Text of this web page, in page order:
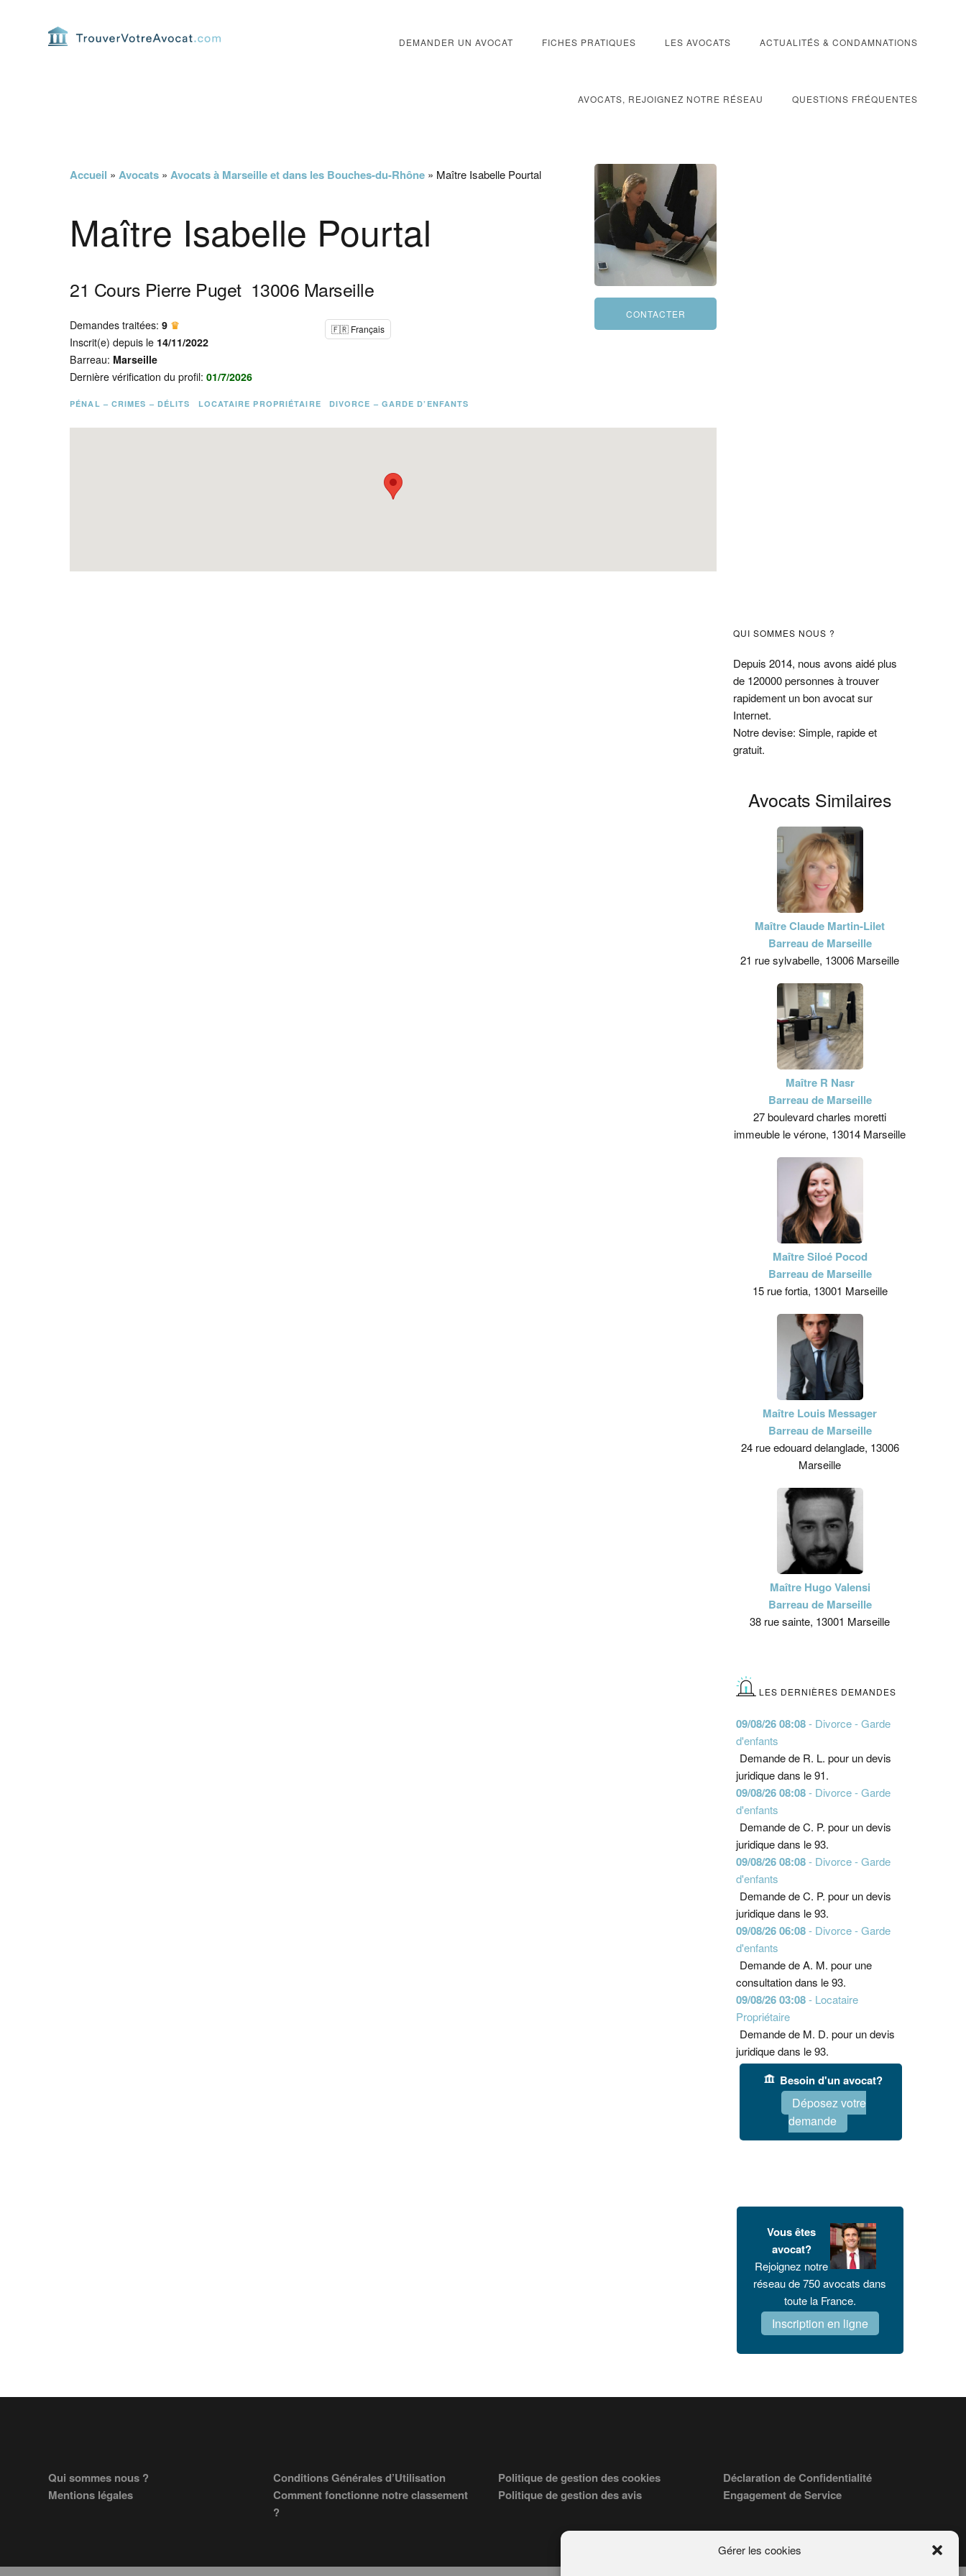
Gérer les cookies
DEMANDER UN AVOCAT FICHES PRATIQUES LES AVOCATS ACTUALITÉS & CONDAMNATIONS
AVOCATS, REJOIGNEZ NOTRE RÉSEAU QUESTIONS FRÉQUENTES
Accueil » Avocats » Avocats à Marseille et dans les Bouches-du-Rhône » Maître Isabelle Pourtal
Maître Isabelle Pourtal
21 Cours Pierre Puget 13006 Marseille
Demandes traitées:9 ♛
Inscrit(e) depuis le 14/11/2022
Barreau: Marseille
Dernière vérification du profil:01/7/2026
🇫🇷 Français
PÉNAL – CRIMES – DÉLITS LOCATAIRE PROPRIÉTAIRE DIVORCE – GARDE D’ENFANTS
Barre
latérale
principale
QUI SOMMES NOUS ?
Depuis 2014, nous avons aidé plus
de 120000 personnes à trouver
rapidement un bon avocat sur
Internet.
Notre devise: Simple, rapide et
gratuit.
Avocats Similaires
Maître Claude Martin-Lilet
Barreau de Marseille
21 rue sylvabelle, 13006 Marseille
Maître R Nasr
Barreau de Marseille
27 boulevard charles moretti
immeuble le vérone, 13014 Marseille
Maître Siloé Pocod
Barreau de Marseille
15 rue fortia, 13001 Marseille
Maître Louis Messager
Barreau de Marseille
24 rue edouard delanglade, 13006
Marseille
Maître Hugo Valensi
Barreau de Marseille
38 rue sainte, 13001 Marseille
LES DERNIÈRES DEMANDES
09/08/26 08:08- Divorce - Garde
d'enfants
Demande de R. L. pour un devis
juridique dans le 91.
09/08/26 08:08- Divorce - Garde
d'enfants
Demande de C. P. pour un devis
juridique dans le 93.
09/08/26 08:08- Divorce - Garde
d'enfants
Demande de C. P. pour un devis
juridique dans le 93.
09/08/26 06:08- Divorce - Garde
d'enfants
Demande de A. M. pour une
consultation dans le 93.
09/08/26 03:08- Locataire
Propriétaire
Demande de M. D. pour un devis
juridique dans le 93.
Besoin d'un avocat?
Déposez votre
demande
Vous êtes
avocat?
Rejoignez notre
réseau de 750 avocats dans
toute la France.
Inscription en ligne
FooterQui sommes nous ?
Mentions légales
Conditions Générales d’Utilisation
Comment fonctionne notre classement
?
Politique de gestion des cookies
Politique de gestion des avis
Déclaration de Confidentialité
Engagement de Service